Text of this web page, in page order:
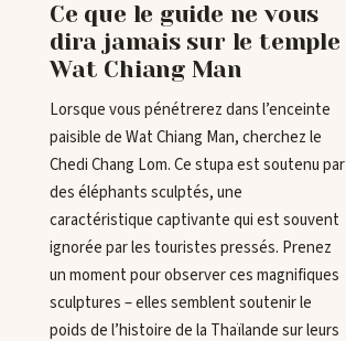
Ce que le guide ne vous
dira jamais sur le temple
Wat Chiang Man
Lorsque vous pénétrerez dans l’enceinte
paisible de Wat Chiang Man, cherchez le
Chedi Chang Lom. Ce stupa est soutenu par
des éléphants sculptés, une
caractéristique captivante qui est souvent
ignorée par les touristes pressés. Prenez
un moment pour observer ces magnifiques
sculptures – elles semblent soutenir le
poids de l’histoire de la Thaïlande sur leurs